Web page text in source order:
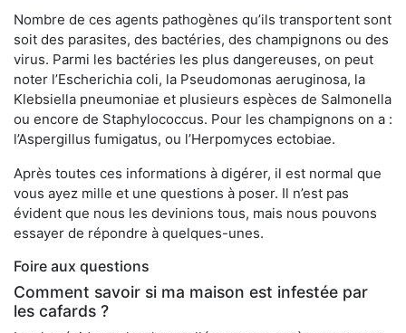
Nombre de ces agents pathogènes qu’ils transportent sont
soit des parasites, des bactéries, des champignons ou des
virus. Parmi les bactéries les plus dangereuses, on peut
noter l’Escherichia coli, la Pseudomonas aeruginosa, la
Klebsiella pneumoniae et plusieurs espèces de Salmonella
ou encore de Staphylococcus. Pour les champignons on a :
l’Aspergillus fumigatus, ou l’Herpomyces ectobiae.
Après toutes ces informations à digérer, il est normal que
vous ayez mille et une questions à poser. Il n’est pas
évident que nous les devinions tous, mais nous pouvons
essayer de répondre à quelques-unes.
Foire aux questions
Comment savoir si ma maison est infestée par
les cafards ?